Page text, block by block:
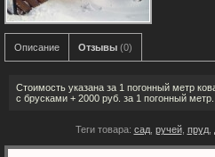
Описание Отзывы(0)
Стоимость указана за 1 погонный метр
с брусками + 2000 руб. за 1 погонный метр.
Теги товара: сад, ручей, пруд,